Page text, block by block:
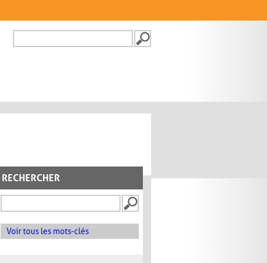
FORMULAIRE DE
RECHERCHER
Voir tous les mots-clés